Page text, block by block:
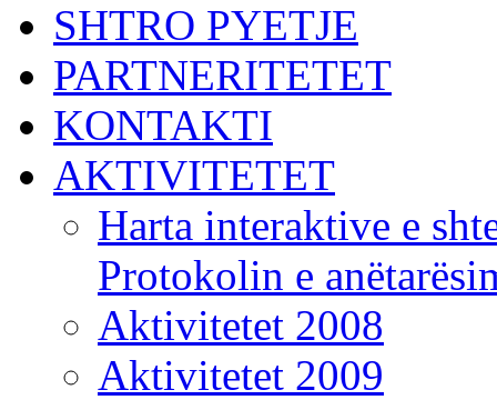
SHTRO PYETJE
PARTNERITETET
KONTAKTI
AKTIVITETET
Harta interaktive e
Protokolin e
Aktivitetet 2008
Aktivitetet 2009